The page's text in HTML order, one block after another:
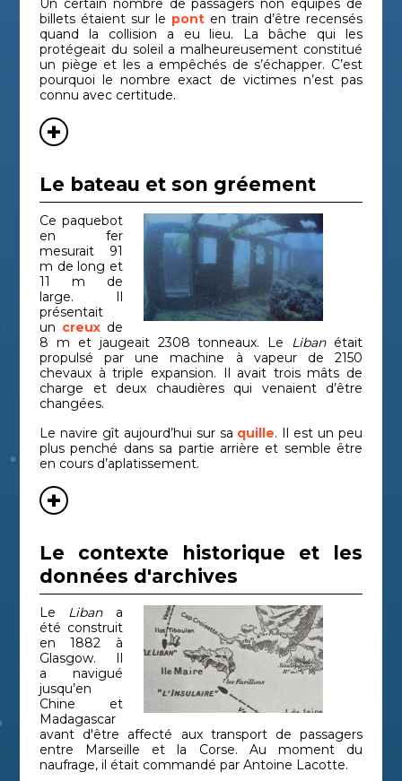
Un certain nombre de passagers non équipés de
billets étaient sur le pont en train d’être recensés
quand la collision a eu lieu. La bâche qui les
protégeait du soleil a malheureusement constitué
un piège et les a empêchés de s’échapper. C’est
pourquoi le nombre exact de victimes n’est pas
connu avec certitude.
Le bateau et son gréement
Ce paquebot
en fer
mesurait 91
m de long et
11 m de
large. Il
présentait
un creuxde
8 m et jaugeait 2308 tonneaux. Le Libanétait
propulsé par une machine à vapeur de 2150
chevaux à triple expansion. Il avait trois mâts de
charge et deux chaudières qui venaient d’être
changées.
Le navire gît aujourd’hui sur sa quille. Il est un peu
plus penché dans sa partie arrière et semble être
en cours d’aplatissement.
Le contexte historique et les
données d'archives
Le Libana
été construit
en 1882 à
Glasgow. Il
a navigué
jusqu’en
Chine et
Madagascar
avant d'être affecté aux transport de passagers
entre Marseille et la Corse. Au moment du
naufrage, il était commandé par Antoine Lacotte.